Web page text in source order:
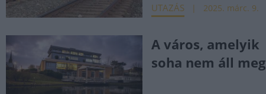
UTAZÁS 2025. márc. 9.
A város, amelyik
soha nem áll meg